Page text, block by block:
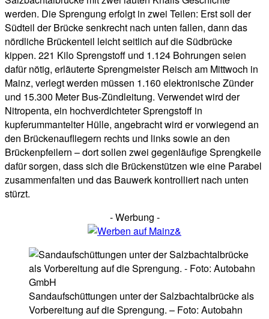
werden. Die Sprengung erfolgt in zwei Teilen: Erst soll der
Südteil der Brücke senkrecht nach unten fallen, dann das
nördliche Brückenteil leicht seitlich auf die Südbrücke
kippen. 221 Kilo Sprengstoff und 1.124 Bohrungen seien
dafür nötig, erläuterte Sprengmeister Reisch am Mittwoch in
Mainz, verlegt werden müssen 1.160 elektronische Zünder
und 15.300 Meter Bus-Zündleitung. Verwendet wird der
Nitropenta, ein hochverdichteter Sprengstoff in
kupferummantelter Hülle, angebracht wird er vorwiegend an
den Brückenaufliegern rechts und links sowie an den
Brückenpfeilern – dort sollen zwei gegenläufige Sprengkeile
dafür sorgen, dass sich die Brückenstützen wie eine Parabel
zusammenfalten und das Bauwerk kontrolliert nach unten
stürzt.
- Werbung -
Sandaufschüttungen unter der Salzbachtalbrücke als
Vorbereitung auf die Sprengung. – Foto: Autobahn